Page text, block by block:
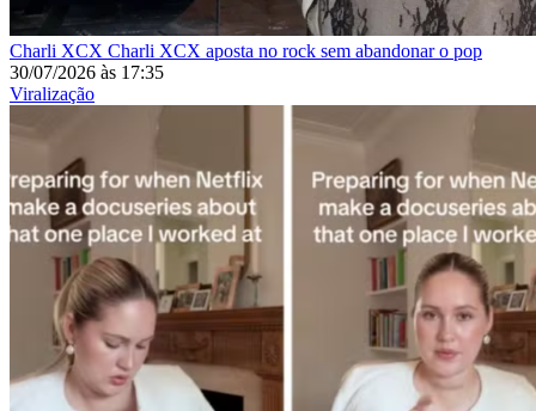
Charli XCX Charli XCX aposta no rock sem abandonar o pop
30/07/2026 às 17:35
Viralização